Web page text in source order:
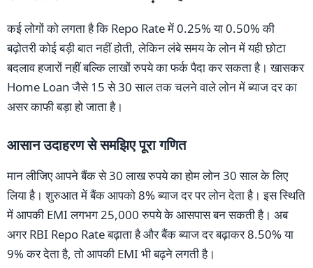
कई लोगों को लगता है कि Repo Rate में 0.25% या 0.50% की
बढ़ोतरी कोई बड़ी बात नहीं होती, लेकिन लंबे समय के लोन में यही छोटा
बदलाव हजारों नहीं बल्कि लाखों रुपये का फर्क पैदा कर सकता है। खासकर
Home Loan जैसे 15 से 30 साल तक चलने वाले लोन में ब्याज दर का
असर काफी बड़ा हो जाता है।
आसान उदाहरण से समझिए पूरा गणित
मान लीजिए आपने बैंक से 30 लाख रुपये का होम लोन 30 साल के लिए
लिया है। शुरुआत में बैंक आपको 8% ब्याज दर पर लोन देता है। इस स्थिति
में आपकी EMI लगभग 25,000 रुपये के आसपास बन सकती है। अब
अगर RBI Repo Rate बढ़ाता है और बैंक ब्याज दर बढ़ाकर 8.50% या
9% कर देता है, तो आपकी EMI भी बढ़ने लगती है।